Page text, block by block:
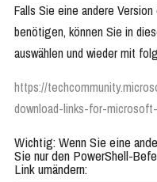
Falls Sie eine andere
benötigen, können Sie in
auswählen und wieder mit
https://
download-links-for-
Wichtig: Wenn Sie eine
Sie nur den PowerShell-
Link umändern: